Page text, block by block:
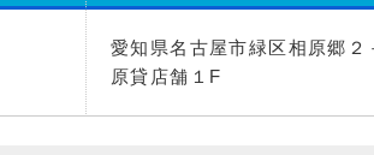
愛知県名古屋市緑区相原郷
原貸店舗１F